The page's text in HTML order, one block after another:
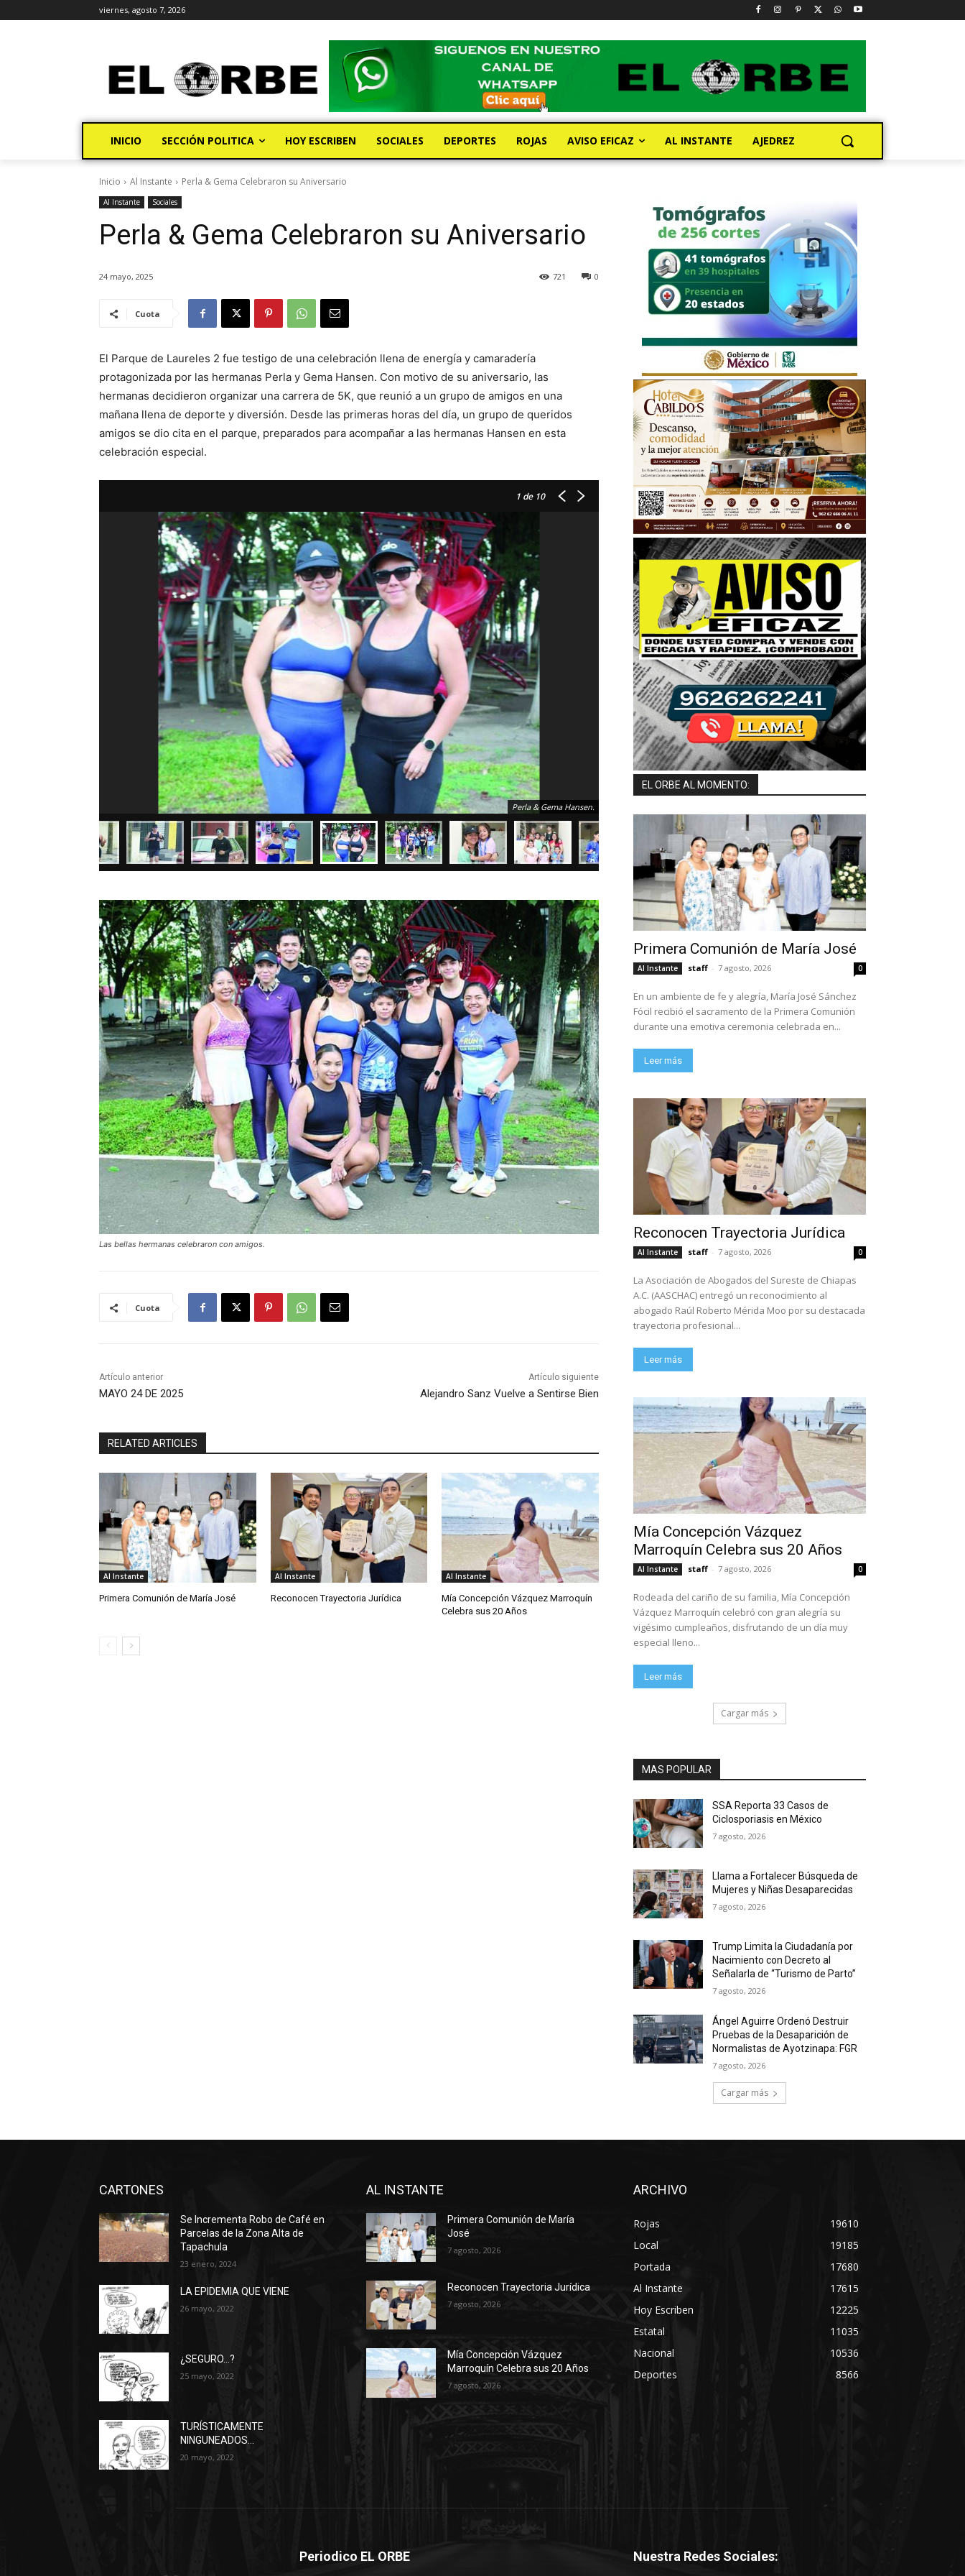
viernes, agosto 7, 2026
INICIO SECCIÓN POLITICA HOY ESCRIBEN SOCIALES DEPORTES ROJAS AVISO EFICAZ AL INSTANTE AJEDREZ
Inicio Al Instante Perla & Gema Celebraron su Aniversario
Al Instante Sociales
Perla & Gema Celebraron su Aniversario
24 mayo, 2025 0
721
Cuota
El Parque de Laureles 2 fue testigo de una celebración llena de energía y camaradería
protagonizada por las hermanas Perla y Gema Hansen. Con motivo de su aniversario, las
hermanas decidieron organizar una carrera de 5K, que reunió a un grupo de amigos en una
mañana llena de deporte y diversión. Desde las primeras horas del día, un grupo de queridos
amigos se dio cita en el parque, preparados para acompañar a las hermanas Hansen en esta
celebración especial.
1 de 10
Perla & Gema Hansen.
Las bellas hermanas celebraron con amigos.
Cuota
Artículo anterior
MAYO 24 DE 2025
Artículo siguiente
Alejandro Sanz Vuelve a Sentirse Bien
RELATED ARTICLES
Al Instante
Primera Comunión de María José
Al Instante
Reconocen Trayectoria Jurídica
Al Instante
Mía Concepción Vázquez Marroquín
Celebra sus 20 Años
EL ORBE AL MOMENTO:
Primera Comunión de María José
Al Instante staff - 7 agosto, 2026 0
En un ambiente de fe y alegría, María José Sánchez
Fócil recibió el sacramento de la Primera Comunión
durante una emotiva ceremonia celebrada en...
Leer más
Reconocen Trayectoria Jurídica
Al Instante staff - 7 agosto, 2026 0
La Asociación de Abogados del Sureste de Chiapas
A.C. (AASCHAC) entregó un reconocimiento al
abogado Raúl Roberto Mérida Moo por su destacada
trayectoria profesional...
Leer más
Mía Concepción Vázquez
Marroquín Celebra sus 20 Años
Al Instante staff - 7 agosto, 2026 0
Rodeada del cariño de su familia, Mía Concepción
Vázquez Marroquín celebró con gran alegría su
vigésimo cumpleaños, disfrutando de un día muy
especial lleno...
Leer más
Cargar más
MAS POPULAR
SSA Reporta 33 Casos de
Ciclosporiasis en México
7 agosto, 2026
Llama a Fortalecer Búsqueda de
Mujeres y Niñas Desaparecidas
7 agosto, 2026
Trump Limita la Ciudadanía por
Nacimiento con Decreto al
Señalarla de “Turismo de Parto”
7 agosto, 2026
Ángel Aguirre Ordenó Destruir
Pruebas de la Desaparición de
Normalistas de Ayotzinapa: FGR
7 agosto, 2026
Cargar más
CARTONES
Se Incrementa Robo de Café en
Parcelas de la Zona Alta de
Tapachula
23 enero, 2024
LA EPIDEMIA QUE VIENE
26 mayo, 2022
¿SEGURO…?
25 mayo, 2022
TURÍSTICAMENTE
NINGUNEADOS…
20 mayo, 2022
AL INSTANTE
Primera Comunión de María
José
7 agosto, 2026
Reconocen Trayectoria Jurídica
7 agosto, 2026
Mía Concepción Vázquez
Marroquín Celebra sus 20 Años
7 agosto, 2026
ARCHIVO
Rojas
19610
Local
19185
Portada
17680
Al Instante
17615
Hoy Escriben
12225
Estatal
11035
Nacional
10536
Deportes
8566
Periodico EL ORBE Nuestra Redes Sociales: